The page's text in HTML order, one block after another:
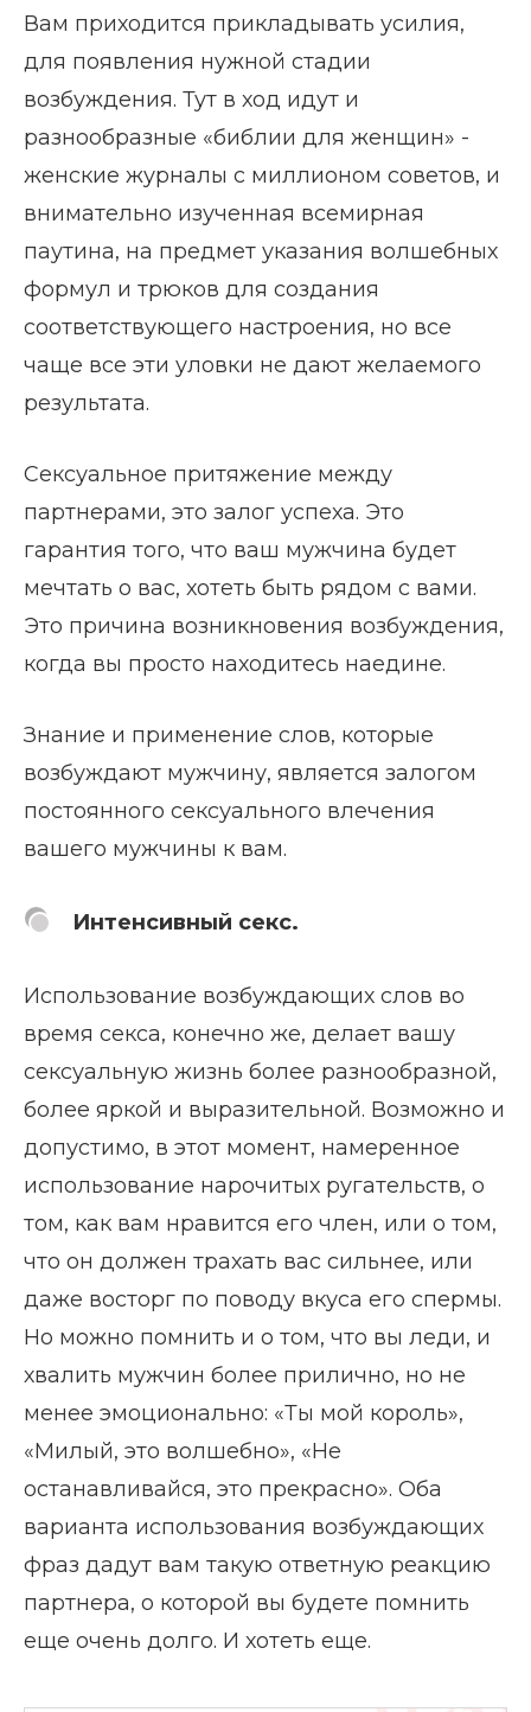
Вам приходится прикладывать усилия,
для появления нужной стадии
возбуждения. Тут в ход идут и
разнообразные «библии для женщин» -
женские журналы с миллионом советов, и
внимательно изученная всемирная
паутина, на предмет указания волшебных
формул и трюков для создания
соответствующего настроения, но все
чаще все эти уловки не дают желаемого
результата.
Сексуальное притяжение между
партнерами, это залог успеха. Это
гарантия того, что ваш мужчина будет
мечтать о вас, хотеть быть рядом с вами.
Это причина возникновения возбуждения,
когда вы просто находитесь наедине.
Знание и применение слов, которые
возбуждают мужчину, является залогом
постоянного сексуального влечения
вашего мужчины к вам.
Интенсивный секс.
Использование возбуждающих слов во
время секса, конечно же, делает вашу
сексуальную жизнь более разнообразной,
более яркой и выразительной. Возможно и
допустимо, в этот момент, намеренное
использование нарочитых ругательств, о
том, как вам нравится его член, или о том,
что он должен трахать вас сильнее, или
даже восторг по поводу вкуса его спермы.
Но можно помнить и о том, что вы леди, и
хвалить мужчин более прилично, но не
менее эмоционально: «Ты мой король»,
«Милый, это волшебно», «Не
останавливайся, это прекрасно». Оба
варианта использования возбуждающих
фраз дадут вам такую ответную реакцию
партнера, о которой вы будете помнить
еще очень долго. И хотеть еще.